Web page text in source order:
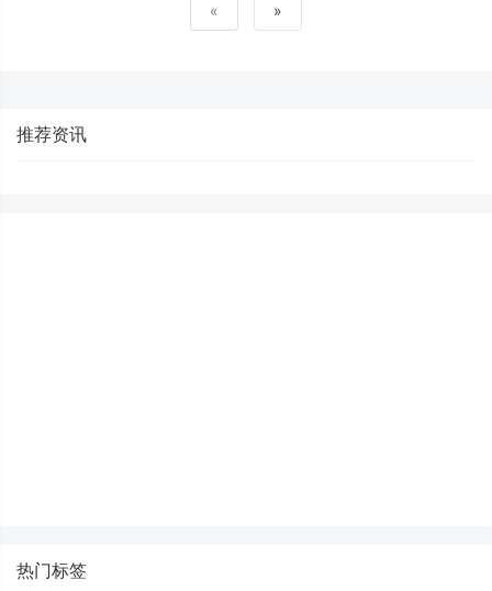
分。本图集所示构件与连接节点构造，仅适用
« »
推荐资讯
热门标签